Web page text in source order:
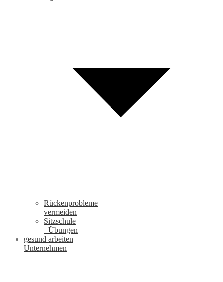
Rückenprobleme
vermeiden
Sitzschule
+Übungen
gesund arbeiten
Unternehmen